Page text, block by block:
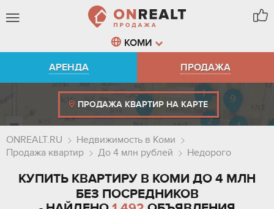
КОМИ
АРЕНДА
ПРОДАЖА
ПРОДАЖА КВАРТИР НА КАРТЕ
ONREALT.RU
Недвижимость в Коми
Продажа квартир
До 4 млн рублей Недорого
КУПИТЬ КВАРТИРУ В КОМИ ДО 4 МЛН
БЕЗ ПОСРЕДНИКОВ